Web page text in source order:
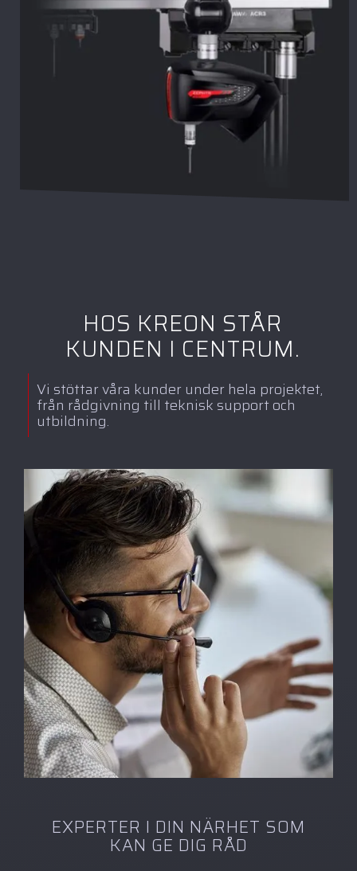
HOS KREON STÅR
KUNDEN I CENTRUM.
Vi stöttar våra kunder under hela projektet,
från rådgivning till teknisk support och
utbildning.
EXPERTER I DIN NÄRHET SOM
KAN GE DIG RÅD